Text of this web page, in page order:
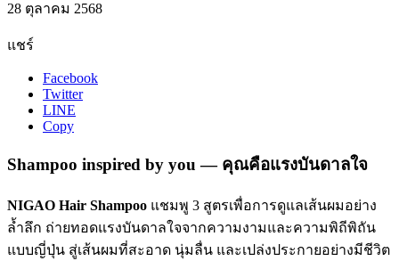
28 ตุลาคม 2568
แชร์
Facebook
Twitter
LINE
Copy
Shampoo inspired by you — คุณคือแรงบันดาลใจ
NIGAO Hair Shampoo แชมพู 3 สูตรเพื่อการดูแลเส้นผมอย่าง
ล้ำลึก ถ่ายทอดแรงบันดาลใจจากความงามและความพิถีพิถัน
แบบญี่ปุ่น สู่เส้นผมที่สะอาด นุ่มลื่น และเปล่งประกายอย่างมีชีวิต